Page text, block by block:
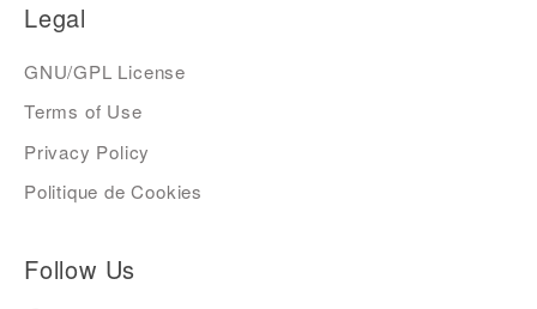
Legal
GNU/GPL License
Terms of Use
Privacy Policy
Politique de Cookies
Follow Us